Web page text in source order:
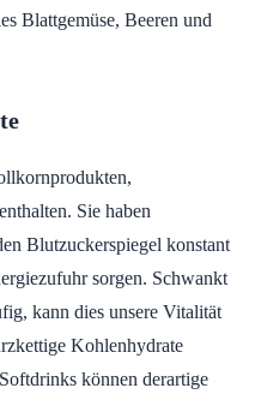
Blattgemüse, Beeren und
Sie haben
Blutzuckerspiegel konstant
sorgen. Schwankt
kann dies unsere Vitalität
Kohlenhydrate
können derartige